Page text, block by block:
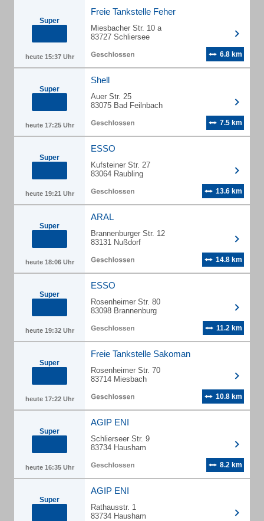
Super
heute 15:37 Uhr
Freie Tankstelle Feher
Miesbacher Str. 10 a
83727 Schliersee
6.8 km
Super
heute 17:25 Uhr
Shell
Auer Str. 25
83075 Bad Feilnbach
7.5 km
Super
heute 19:21 Uhr
ESSO
Kufsteiner Str. 27
83064 Raubling
13.6 km
Super
heute 18:06 Uhr
ARAL
Brannenburger Str. 12
83131 Nußdorf
14.8 km
Super
heute 19:32 Uhr
ESSO
Rosenheimer Str. 80
83098 Brannenburg
11.2 km
Super
heute 17:22 Uhr
Freie Tankstelle Sakoman
Rosenheimer Str. 70
83714 Miesbach
10.8 km
Super
heute 16:35 Uhr
AGIP ENI
Schlierseer Str. 9
83734 Hausham
8.2 km
Super
AGIP ENI
Rathausstr. 1
83734 Hausham